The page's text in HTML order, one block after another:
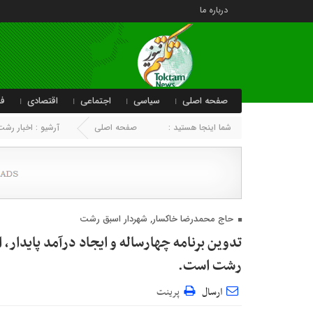
درباره ما
صفحه اصلی سیاسی اجتماعی اقتصادی
شما اینجا هستید : صفحه اصلی آرشیو : اخبار
حاج محمدرضا خاکسار, شهردار اسبق رشت
تدوین برنامه چهارساله و ایجاد درآمد
رشت است.
ارسال پرینت